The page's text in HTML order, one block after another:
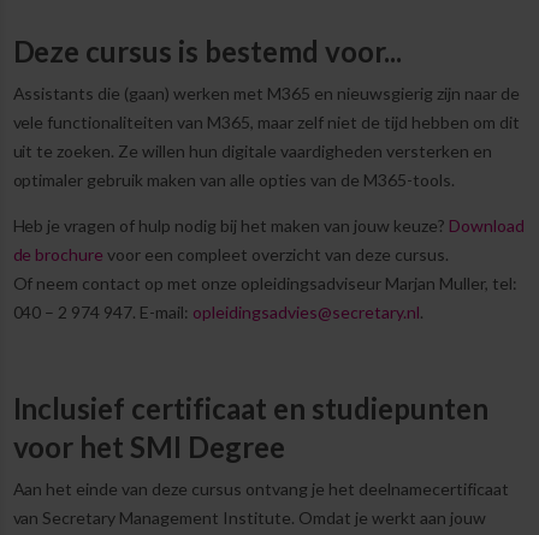
Deze cursus is bestemd voor...
Assistants die (gaan) werken met M365 en nieuwsgierig zijn naar de
vele functionaliteiten van M365, maar zelf niet de tijd hebben om dit
uit te zoeken. Ze willen hun digitale vaardigheden versterken en
optimaler gebruik maken van alle opties van de M365-tools.
​Heb je vragen of hulp nodig bij het maken van jouw keuze? Download
de brochure voor een compleet overzicht van deze cursus.
Of neem contact op met onze opleidingsadviseur Marjan Muller, tel:
040 – 2 974 947. E-mail: opleidingsadvies@secretary.nl.
Inclusief certificaat en studiepunten
voor het SMI Degree
Aan het einde van deze cursus ontvang je het deelnamecertificaat
van Secretary Management Institute. Omdat je werkt aan jouw